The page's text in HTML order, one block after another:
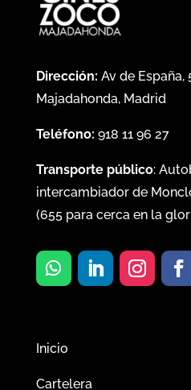
Dirección: Av de España,
Majadahonda, Madrid
Teléfono: 918 11 96 27
Transporte público:
intercambiador de
(655para cerca en la
Inicio
Cartelera